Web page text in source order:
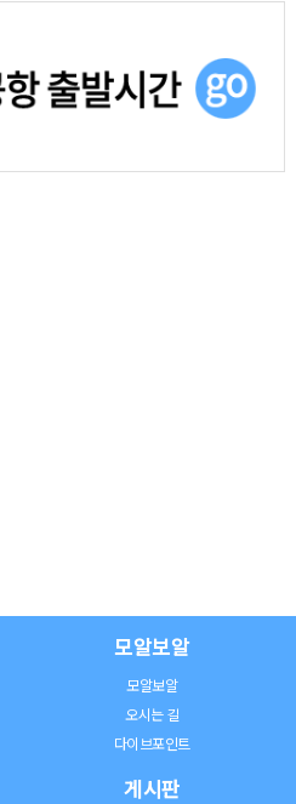
모알보알
모알보알
오시는 길
다이브포인트
게시판